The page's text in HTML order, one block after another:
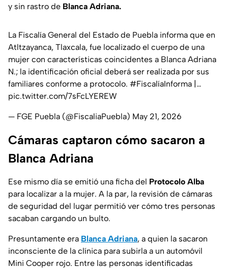
y sin rastro de Blanca Adriana.
La Fiscalía General del Estado de Puebla informa que en
Atltzayanca, Tlaxcala, fue localizado el cuerpo de una
mujer con características coincidentes a Blanca Adriana
N.; la identificación oficial deberá ser realizada por sus
familiares conforme a protocolo. #FiscalíaInforma |…
pic.twitter.com/7sFcLYEREW
— FGE Puebla (@FiscaliaPuebla) May 21, 2026
Cámaras captaron cómo sacaron a
Blanca Adriana
Ese mismo día se emitió una ficha del Protocolo Alba
para localizar a la mujer. A la par, la revisión de cámaras
de seguridad del lugar permitió ver cómo tres personas
sacaban cargando un bulto.
Presuntamente era Blanca Adriana, a quien la sacaron
inconsciente de la clínica para subirla a un automóvil
Mini Cooper rojo. Entre las personas identificadas